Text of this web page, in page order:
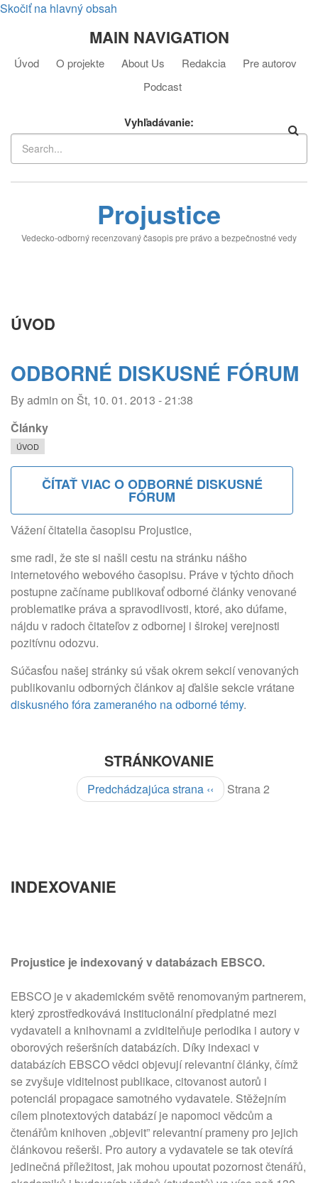
Skočiť na hlavný obsah
MAIN NAVIGATION
Úvod O projekte About Us Redakcia
Pre autorov
Podcast
Vyhľadávanie
Projustice
Vedecko-odborný recenzovaný časopis pre právo a bezpečnostné vedy
ÚVOD
ODBORNÉ DISKUSNÉ FÓRUM
Byadmin on Št, 10. 01. 2013 - 21:38
Články
ÚVOD
ČÍTAŤ VIACO ODBORNÉ DISKUSNÉ
FÓRUM
Vážení čitatelia časopisu Projustice,
sme radi, že ste si našli cestu na stránku nášho
internetového webového časopisu. Práve v týchto dňoch
postupne začíname publikovať odborné články venované
problematike práva a spravodlivosti, ktoré, ako dúfame,
nájdu v radoch čitateľov z odbornej i širokej verejnosti
pozitívnu odozvu.
Súčasťou našej stránky sú však okrem sekcií venovaných
publikovaniu odborných článkov aj ďalšie sekcie vrátane
diskusného fóra zameraného na odborné témy.
STRÁNKOVANIE
Predchádzajúca strana ‹‹ Strana 2
INDEXOVANIE
Projustice je indexovaný v databázach EBSCO.
EBSCO je v akademickém světě renomovaným partnerem,
který zprostředkovává institucionální předplatné mezi
vydavateli a knihovnami a zviditelňuje periodika i autory v
oborových rešeršních databázích. Díky indexaci v
databázích EBSCO vědci objevují relevantní články, čímž
se zvyšuje viditelnost publikace, citovanost autorů i
potenciál propagace samotného vydavatele. Stěžejním
cílem plnotextových databází je napomoci vědcům a
čtenářům knihoven „objevit” relevantní prameny pro jejich
článkovou rešerši. Pro autory a vydavatele se tak otevírá
jedinečná příležitost, jak mohou upoutat pozornost čtenářů,